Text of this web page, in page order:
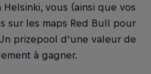
vous (ainsi que vos
sur les maps Red Bull pour
prizepool d'une valeur de
à gagner.